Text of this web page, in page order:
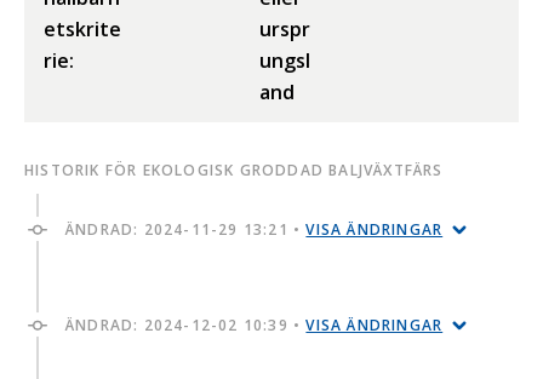
etskrite
rie:
urspr
ungsl
and
HISTORIK FÖR EKOLOGISK GRODDAD BALJVÄXTFÄRS
ÄNDRAD: 2024-11-29 13:21 •VISA ÄNDRINGAR
ÄNDRAD: 2024-12-02 10:39 •VISA ÄNDRINGAR